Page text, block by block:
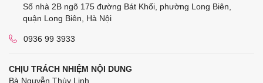
Số nhà 2B ngõ 175 đường Bát Khối, phường Long Biên,
quận Long Biên, Hà Nội
0936 99 3933
CHỊU TRÁCH NHIỆM NỘI DUNG
Bà Nguyễn Thùy Linh